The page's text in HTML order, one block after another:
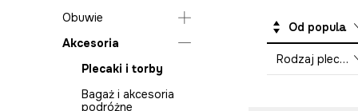
Koszule i bluzki
Kurtki
Mokasyny i półbuty
Torby płócienne
Bagaż i akcesoria
Bielizna
Bluzy
Jeansy
Koszule
Obuwie
Klapki i sandały
Lifestyle i trampki
Mokasyny i półbuty
Akcesoria
Plecaki i torby
Bagaż i akcesoria
podróżne
Od popularnych
Rodzaj plecaka